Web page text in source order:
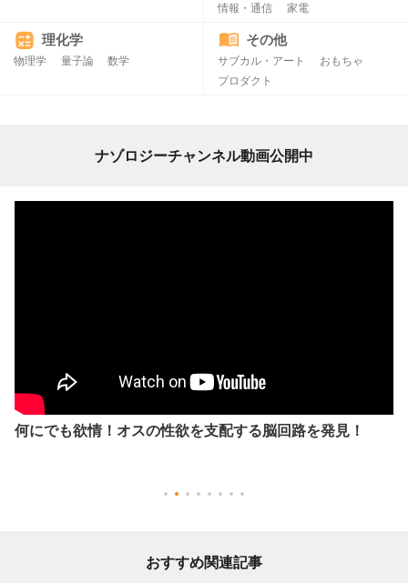
情報・通信
家電
理化学
物理学 量子論 数学
その他
サブカル・アート
おもちゃ
プロダクト
ナゾロジーチャンネル動画公開中
何にでも欲情！オスの性欲を支配する脳回路を発見！
おすすめ関連記事